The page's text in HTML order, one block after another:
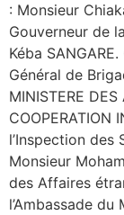
: Monsieur
Gouverneur de
Kéba
Général de
MINISTERE DES
COOPERATION
l’Inspection
Monsieur
des Affaires
l’Ambassade